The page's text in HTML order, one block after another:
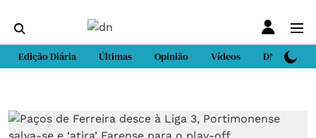
Edição Diária Últimas Opinião Vídeos DN Sport